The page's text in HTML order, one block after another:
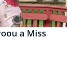
a Miss